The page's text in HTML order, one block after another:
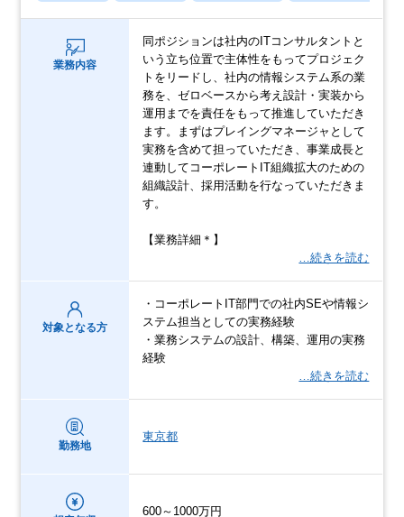
業務内容
同ポジションは社内のITコンサルタントと
いう立ち位置で主体性をもってプロジェク
トをリードし、社内の情報システム系の業
務を、ゼロベースから考え設計・実装から
運用までを責任をもって推進していただき
ます。まずはプレイングマネージャとして
実務を含めて担っていただき、事業成長と
連動してコーポレートIT組織拡大のための
組織設計、採用活動を行なっていただきま
す。
【業務詳細＊】
…続きを読む
対象となる方
・コーポレートIT部門での社内SEや情報シ
ステム担当としての実務経験
・業務システムの設計、構築、運用の実務
経験
…続きを読む
勤務地
東京都
600～1000万円